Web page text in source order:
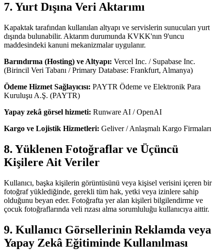
7. Yurt Dışına Veri Aktarımı
Kapaktak tarafından kullanılan altyapı ve servislerin sunucuları yurt
dışında bulunabilir. Aktarım durumunda KVKK'nın 9'uncu
maddesindeki kanuni mekanizmalar uygulanır.
Barındırma (Hosting) ve Altyapı: Vercel Inc. / Supabase Inc.
(Birincil Veri Tabanı / Primary Database: Frankfurt, Almanya)
Ödeme Hizmet Sağlayıcısı: PAYTR Ödeme ve Elektronik Para
Kuruluşu A.Ş. (PAYTR)
Yapay zekâ görsel hizmeti: Runware AI / OpenAI
Kargo ve Lojistik Hizmetleri: Geliver / Anlaşmalı Kargo Firmaları
8. Yüklenen Fotoğraflar ve Üçüncü
Kişilere Ait Veriler
Kullanıcı, başka kişilerin görüntüsünü veya kişisel verisini içeren bir
fotoğraf yüklediğinde, gerekli tüm hak, yetki veya izinlere sahip
olduğunu beyan eder. Fotoğrafta yer alan kişileri bilgilendirme ve
çocuk fotoğraflarında veli rızası alma sorumluluğu kullanıcıya aittir.
9. Kullanıcı Görsellerinin Reklamda veya
Yapay Zekâ Eğitiminde Kullanılması